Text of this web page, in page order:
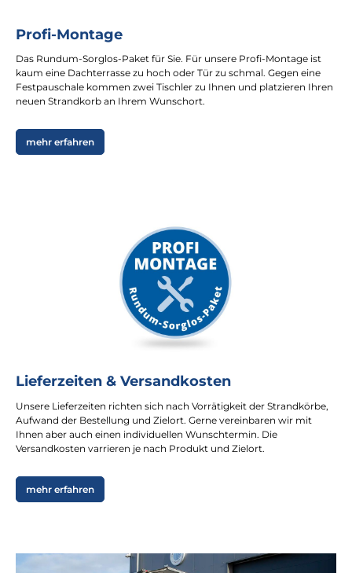
Profi-Montage
Das Rundum-Sorglos-Paket für Sie. Für unsere Profi-Montage ist
kaum eine Dachterrasse zu hoch oder Tür zu schmal. Gegen eine
Festpauschale kommen zwei Tischler zu Ihnen und platzieren Ihren
neuen Strandkorb an Ihrem Wunschort.
mehr erfahren
Lieferzeiten & Versandkosten
Unsere Lieferzeiten richten sich nach Vorrätigkeit der Strandkörbe,
Aufwand der Bestellung und Zielort. Gerne vereinbaren wir mit
Ihnen aber auch einen individuellen Wunschtermin. Die
Versandkosten varrieren je nach Produkt und Zielort.
mehr erfahren